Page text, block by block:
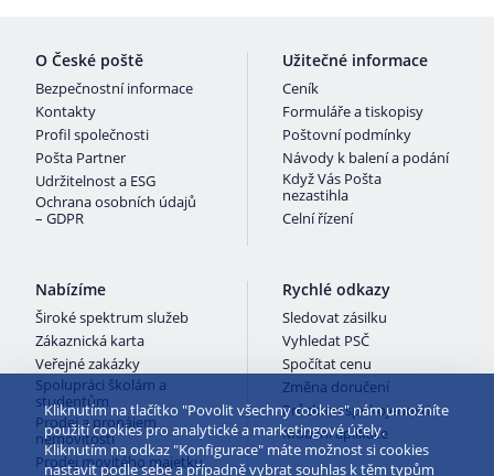
O České poště
Bezpečnostní informace
Kontakty
Profil společnosti
Pošta Partner
Udržitelnost a ESG
Ochrana osobních údajů
– GDPR
Užitečné informace
Ceník
Formuláře a tiskopisy
Poštovní podmínky
Návody k balení a podání
Když Vás Pošta
nezastihla
Celní řízení
Nabízíme
Široké spektrum služeb
Zákaznická karta
Veřejné zakázky
Spolupráci školám a
studentům
Prodej a pronájem
nemovitostí
Prodej movitého majetku
Rychlé odkazy
Sledovat zásilku
Vyhledat PSČ
Spočítat cenu
Změna doručení
Průzkum spokojenosti
Mobilní aplikace
Kliknutím na tlačítko "Povolit všechny cookies" nám umožníte
použití cookies pro analytické a marketingové účely.
Kliknutím na odkaz "Konfigurace" máte možnost si cookies
nastavit podle sebe a případně vybrat souhlas k těm typům